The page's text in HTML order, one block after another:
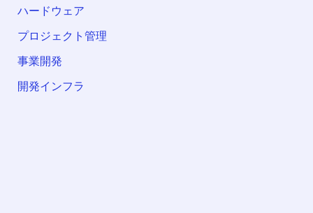
ハードウェア
プロジェクト管理
事業開発
開発インフラ